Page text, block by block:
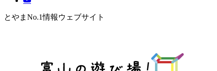
とやまNo.1情報ウェブサイト